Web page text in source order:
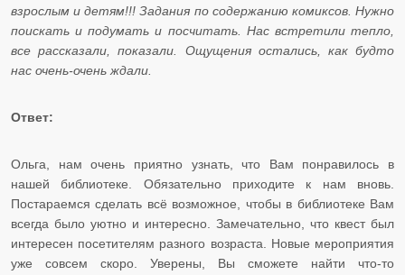
взрослым и детям!!! Задания по содержанию комиксов. Нужно
поискать и подумать и посчитать. Нас встретили тепло,
все рассказали, показали. Ощущения остались, как будто
нас очень-очень ждали.
Ответ:
Ольга, нам очень приятно узнать, что Вам понравилось в
нашей библиотеке. Обязательно приходите к нам вновь.
Постараемся сделать всё возможное, чтобы в библиотеке Вам
всегда было уютно и интересно. Замечательно, что квест был
интересен посетителям разного возраста. Новые мероприятия
уже совсем скоро. Уверены, Вы сможете найти что-то